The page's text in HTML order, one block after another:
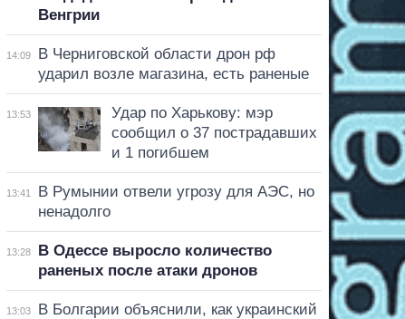
Венгрии
14:09
В Черниговской области дрон рф
ударил возле магазина, есть раненые
13:53
Удар по Харькову: мэр
сообщил о 37 пострадавших
и 1 погибшем
13:41
В Румынии отвели угрозу для АЭС, но
ненадолго
13:28
В Одессе выросло количество
раненых после атаки дронов
13:03
В Болгарии объяснили, как украинский